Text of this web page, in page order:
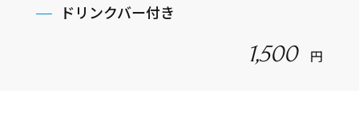
ドリンクバー付き
1,500 円